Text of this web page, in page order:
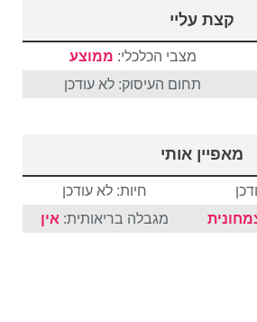
קצת עליי
מצבי הכלכלי: ממוצע
תחום העיסוק: לא עודכן
מאפיין אותי
חיות: לא עודכן
מגבלה בריאותית: אין